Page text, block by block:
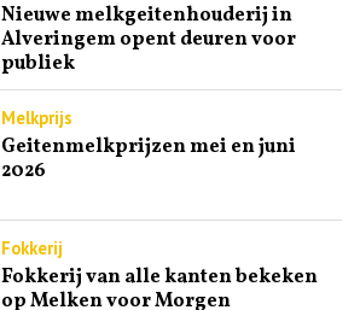
Nieuwe melkgeitenhouderij in
Alveringem opent deuren voor
publiek
Melkprijs
Geitenmelkprijzen mei en juni
2026
Fokkerij
Fokkerij van alle kanten bekeken
op Melken voor Morgen